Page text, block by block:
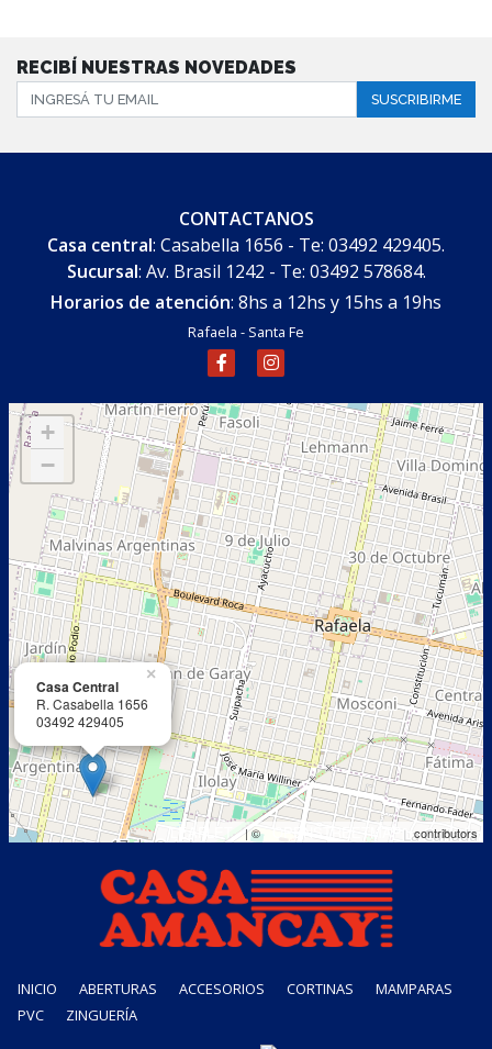
RECIBÍ NUESTRAS NOVEDADES
SUSCRIBIRME
CONTACTANOS
Casa central: Casabella 1656 - Te: 03492 429405.
Sucursal: Av. Brasil 1242 - Te: 03492 578684.
Horarios de atención: 8hs a 12hs y 15hs a 19hs
Rafaela - Santa Fe
Casa Central
R. Casabella 1656
03492 429405
×
+
−
LEAFLET | © OPENSTREETMAP contributors
INICIO ABERTURAS ACCESORIOS CORTINAS
MAMPARAS
PVC
ZINGUERÍA